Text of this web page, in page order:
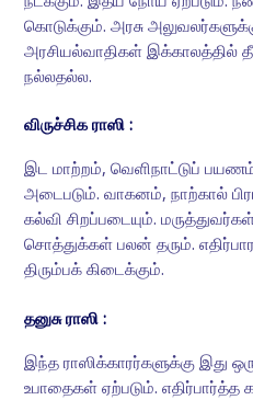
கொடுக்கும். அரசு
அரசியல்வாதிகள் இக்காலத்தில்
நல்லதல்ல.
விருச்சிக ராஸி :
இட மாற்றம், வெளிநாட்டுப்
அடைபடும். வாகனம், நாற்கால்
கல்வி சிறப்படையும்.
சொத்துக்கள் பலன் தரும்.
திரும்பக் கிடைக்கும்.
தனுசு ராஸி :
இந்த ராஸிக்காரர்களுக்கு இது
உபாதைகள் ஏற்படும்.